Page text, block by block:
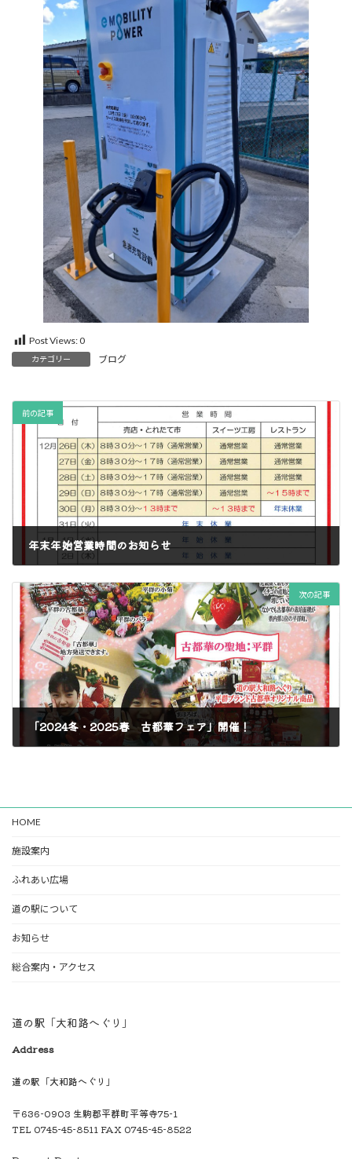
Post Views:0
カテゴリー ブログ
前の記事
年末年始営業時間のお知らせ
次の記事
「2024冬・2025春 古都華フェア」開催！
HOME
施設案内
ふれあい広場
道の駅について
お知らせ
総合案内・アクセス
道の駅「大和路へぐり」
Address
道の駅「大和路へぐり」
〒636-0903 生駒郡平群町平等寺75-1
TEL 0745-45-8511 FAX 0745-45-8522